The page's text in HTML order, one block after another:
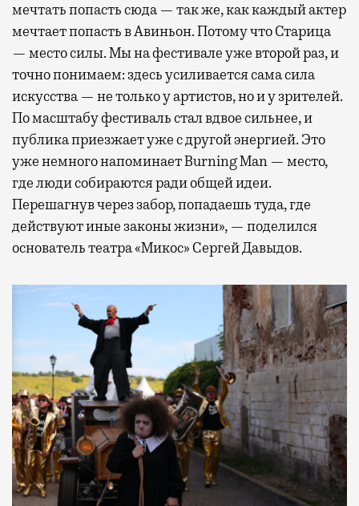
мечтать попасть сюда — так же, как каждый актер
мечтает попасть в Авиньон. Потому что Старица
— место силы. Мы на фестивале уже второй раз, и
точно понимаем: здесь усиливается сама сила
искусства — не только у артистов, но и у зрителей.
По масштабу фестиваль стал вдвое сильнее, и
публика приезжает уже с другой энергией. Это
уже немного напоминает Burning Man — место,
где люди собираются ради общей идеи.
Перешагнув через забор, попадаешь туда, где
действуют иные законы жизни», — поделился
основатель театра «Микос» Сергей Давыдов.